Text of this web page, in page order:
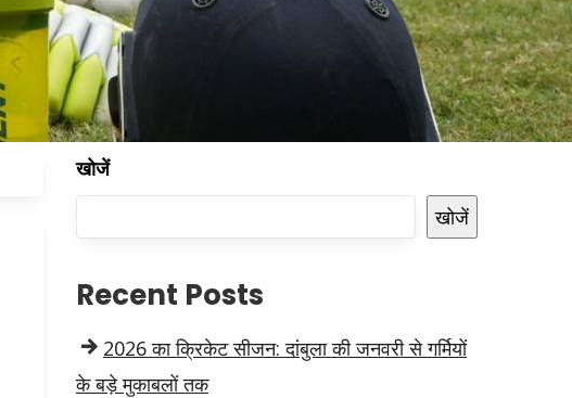
खोजें
खोजें
Recent Posts
2026 का क्रिकेट सीजन: दांबुला की जनवरी से गर्मियों
के बड़े मुकाबलों तक